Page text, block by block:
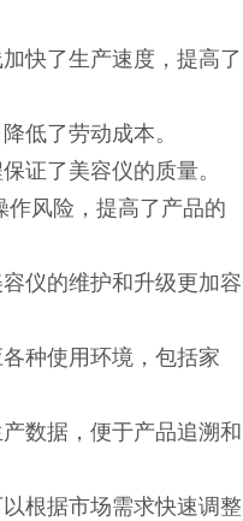
快了生产速度，提高了
低了劳动成本。
证了美容仪的质量。
风险，提高了产品的
仪的维护和升级更加容
种使用环境，包括家
数据，便于产品追溯和
根据市场需求快速调整